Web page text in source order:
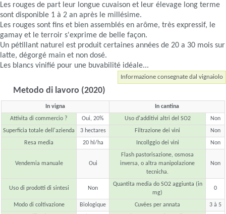
Les rouges de part leur longue cuvaison et leur élevage long terme
sont disponible 1 à 2 an après le millésime.
Les rouges sont fins et bien assemblés en arôme, très expressif, le
gamay et le terroir s'exprime de belle façon.
Un pétillant naturel est produit certaines années de 20 a 30 mois sur
latte, dégorgé main et non dosé.
Les blancs vinifié pour une buvabilité idéale...
Informazione consegnate dal vignaiolo
Metodo di lavoro (2020)
In vigna
In cantina
Attivita di commercio ?
Oui, 20% Uso d'additivi altri del SO2
Non
Superficia totale dell'azienda
3 hectares Filtrazione dei vini
Non
Resa media
20 hl/ha Incollggio dei vini Non
Vendemia manuale Oui
Flash pastorisazione, osmosa
inversa, o altra manipolazione
tecnicha.
Non
Uso di prodotti di sintesi Non
Quantita media do SO2 aggiunta (in
mg)
0
Modo di coltivazione Biologique Cuvées per annata
3 à 5